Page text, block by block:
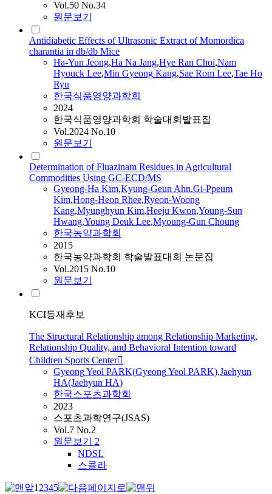
Vol.50 No.34
원문보기
Antidiabetic Effects of Ultrasonic Extract of Momordica
charantia in db/db Mice
Ha-Yun Jeong,Ha Na Jang,Hye Ran Choi,Nam
Hyouck Lee,Min Gyeong Kang,Sae Rom Lee,Tae Ho
Ryu
한국식품영양과학회
2024
한국식품영양과학회 학술대회발표집
Vol.2024 No.10
원문보기
Determination of Fluazinam Residues in Agricultural
Commodities Using GC-ECD/MS
Gyeong-Ha Kim,Kyung-Geun Ahn,Gi-Ppeum
Kim,Hong-Heon Rhee,Ryeon-Woong
Kang,Myunghyun Kim,Heeju Kwon,Young-Sun
Hwang,Young Deuk Lee,Myoung-Gun Choung
한국농약과학회
2015
한국농약과학회 학술발표대회 논문집
Vol.2015 No.10
원문보기
KCI등재후보
The Structural Relationship among Relationship Marketing,
Relationship Quality, and Behavioral Intention toward
Children Sports Center
GyeongYeol PARK(GyeongYeol PARK),Jaehyun
HA(Jaehyun HA)
한국스포츠과학회
2023
스포츠과학연구(JSAS)
Vol.7 No.2
원문보기 2
NDSL
스콜라
12345